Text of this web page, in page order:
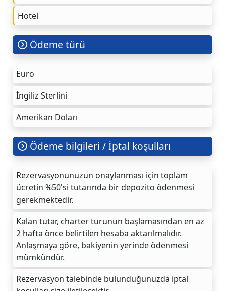
Hotel
Ödeme türü
Euro
İngiliz Sterlini
Amerikan Doları
Ödeme bilgileri / İptal koşulları
Rezervasyonunuzun onaylanması için toplam
ücretin %50'si tutarında bir depozito ödenmesi
gerekmektedir.
Kalan tutar, charter turunun başlamasından en az
2 hafta önce belirtilen hesaba aktarılmalıdır.
Anlaşmaya göre, bakiyenin yerinde ödenmesi
mümkündür.
Rezervasyon talebinde bulunduğunuzda iptal